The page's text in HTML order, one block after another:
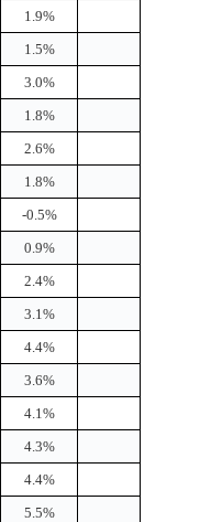
1.9%
1.5%
3.0%
1.8%
2.6%
1.8%
-0.5%
0.9%
2.4%
3.1%
4.4%
3.6%
4.1%
4.3%
4.4%
5.5%